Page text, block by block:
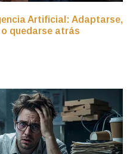
Artificial: Adaptarse,
quedarse atrás